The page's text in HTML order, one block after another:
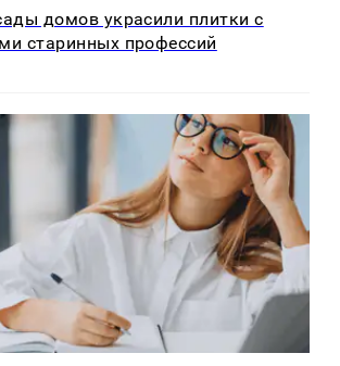
домов украсили плитки с
старинных профессий